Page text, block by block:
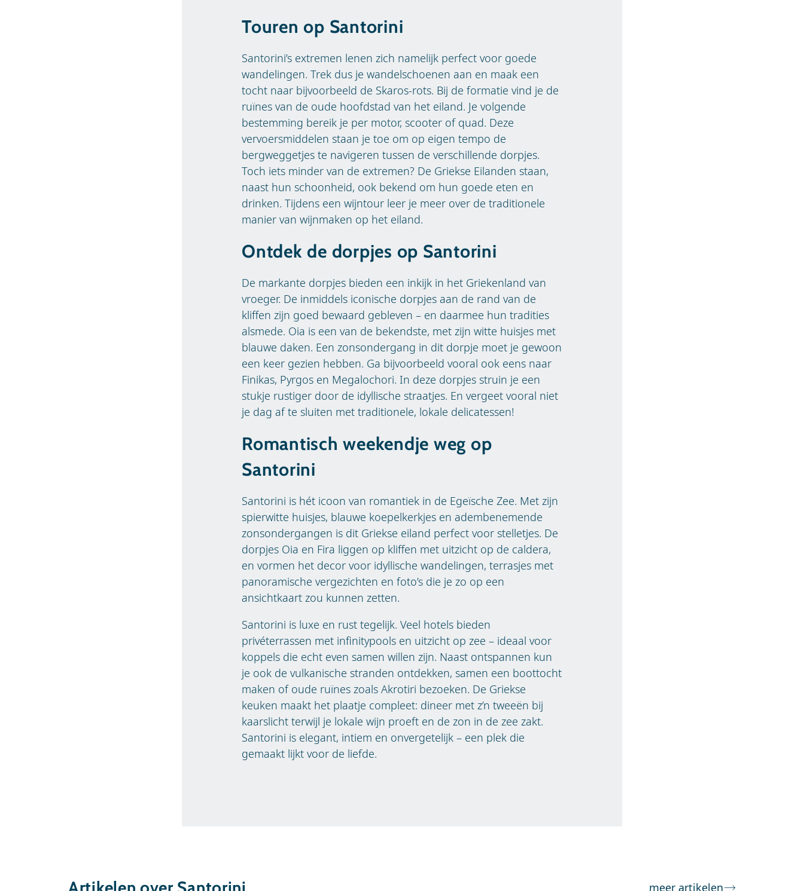
Touren op Santorini
Santorini’s extremen lenen zich namelijk perfect voor goede
wandelingen. Trek dus je wandelschoenen aan en maak een
tocht naar bijvoorbeeld de Skaros-rots. Bij de formatie vind je de
ruïnes van de oude hoofdstad van het eiland. Je volgende
bestemming bereik je per motor, scooter of quad. Deze
vervoersmiddelen staan je toe om op eigen tempo de
bergweggetjes te navigeren tussen de verschillende dorpjes.
Toch iets minder van de extremen? De Griekse Eilanden staan,
naast hun schoonheid, ook bekend om hun goede eten en
drinken. Tijdens een wijntour leer je meer over de traditionele
manier van wijnmaken op het eiland.
Ontdek de dorpjes op Santorini
De markante dorpjes bieden een inkijk in het Griekenland van
vroeger. De inmiddels iconische dorpjes aan de rand van de
kliffen zijn goed bewaard gebleven – en daarmee hun tradities
alsmede. Oia is een van de bekendste, met zijn witte huisjes met
blauwe daken. Een zonsondergang in dit dorpje moet je gewoon
een keer gezien hebben. Ga bijvoorbeeld vooral ook eens naar
Finikas, Pyrgos en Megalochori. In deze dorpjes struin je een
stukje rustiger door de idyllische straatjes. En vergeet vooral niet
je dag af te sluiten met traditionele, lokale delicatessen!
Romantisch weekendje weg op
Santorini
Santorini is hét icoon van romantiek in de Egeïsche Zee. Met zijn
spierwitte huisjes, blauwe koepelkerkjes en adembenemende
zonsondergangen is dit Griekse eiland perfect voor stelletjes. De
dorpjes Oia en Fira liggen op kliffen met uitzicht op de caldera,
en vormen het decor voor idyllische wandelingen, terrasjes met
panoramische vergezichten en foto’s die je zo op een
ansichtkaart zou kunnen zetten.
Santorini is luxe en rust tegelijk. Veel hotels bieden
privéterrassen met infinitypools en uitzicht op zee – ideaal voor
koppels die echt even samen willen zijn. Naast ontspannen kun
je ook de vulkanische stranden ontdekken, samen een boottocht
maken of oude ruïnes zoals Akrotiri bezoeken. De Griekse
keuken maakt het plaatje compleet: dineer met z’n tweeën bij
kaarslicht terwijl je lokale wijn proeft en de zon in de zee zakt.
Santorini is elegant, intiem en onvergetelijk – een plek die
gemaakt lijkt voor de liefde.
meer artikelen